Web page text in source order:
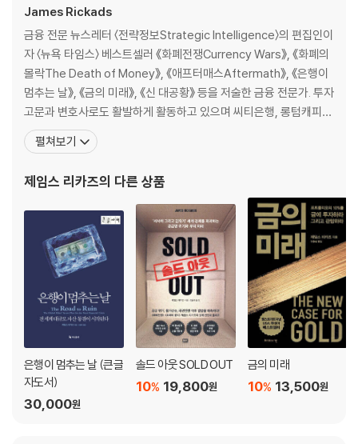
제임스 리카즈의 투자 포트폴리오는 위기의 시대를 살아가는 사람들에게
빛나는 등대가 되어 줄 것이다.
4장 부채와 디플레이션으로 좌절된 회복
위기 대응 정책
경제 구원에 나선 현대화폐이론가들
연준의 실패
재정정책이 경기 부양책이 될 수 없는 이유
창백한 말 창백한 기수
분노, 불만, 폭동
팬데믹 세계의 심리사회학
6장 포스트 팬데믹 시대의 투자
선택의 기로
인식의 차이가 수익의 차이를 만든다
어떻게 시장을 이길 것인가
예측 모델이 우리에게 알려 주는 것들
James Rickads
금융 전문 뉴스레터 〈전략정보Strategic Intelligence〉의 편집인이
자 〈뉴욕 타임스〉 베스트셀러 《화폐전쟁Currency Wars》, 《화폐의
몰락The Death of Money》, 《애프터매스Aftermath》, 《은행이
멈추는 날》, 《금의 미래》, 《신 대공황》 등을 저술한 금융 전문가. 투자
고문과 변호사로도 활발하게 활동하고 있으며 씨티은행, 롱텀캐피털
매니지먼트Long-Term Capital Management, 캑스턴 어소시에
이츠Caxton Associates에서 고위직을 역임했다. 자본 시장에 대
펼쳐보기
제임스 리카즈의 다른 상품
은행이 멈추는 날 (큰글
자도서)
30,000원
솔드 아웃 SOLD OUT
19,800원
10%
금의 미래
13,500원
10%